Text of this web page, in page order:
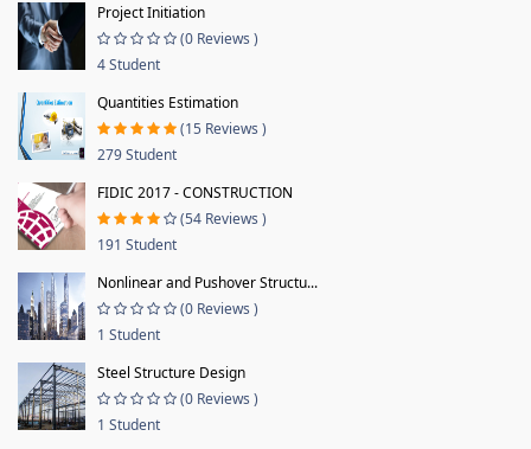
Project Initiation
(0 Reviews )
4 Student
Quantities Estimation
(15 Reviews )
279 Student
FIDIC 2017 - CONSTRUCTION
(54 Reviews )
191 Student
Nonlinear and Pushover Structu...
(0 Reviews )
1 Student
Steel Structure Design
(0 Reviews )
1 Student